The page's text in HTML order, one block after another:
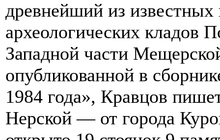
древнейший из известных
археологических кладов
Западной части
опубликованной в
1984 года», Кравцов
Нерской — от города